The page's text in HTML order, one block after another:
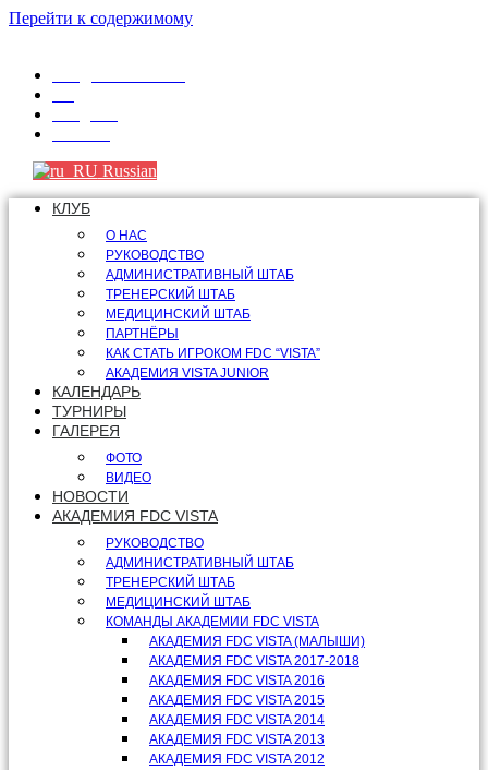
Перейти к содержимому
Russian
КЛУБ
О НАС
РУКОВОДСТВО
АДМИНИСТРАТИВНЫЙ ШТАБ
ТРЕНЕРСКИЙ ШТАБ
МЕДИЦИНСКИЙ ШТАБ
ПАРТНЁРЫ
КАК СТАТЬ ИГРОКОМ FDC “VISTA”
АКАДЕМИЯ VISTA JUNIOR
КАЛЕНДАРЬ
ТУРНИРЫ
ГАЛЕРЕЯ
ФОТО
ВИДЕО
НОВОСТИ
АКАДЕМИЯ FDC VISTA
РУКОВОДСТВО
АДМИНИСТРАТИВНЫЙ ШТАБ
ТРЕНЕРСКИЙ ШТАБ
МЕДИЦИНСКИЙ ШТАБ
КОМАНДЫ АКАДЕМИИ FDC VISTA
АКАДЕМИЯ FDC VISTA (МАЛЫШИ)
АКАДЕМИЯ FDC VISTA 2017-2018
АКАДЕМИЯ FDC VISTA 2016
АКАДЕМИЯ FDC VISTA 2015
АКАДЕМИЯ FDC VISTA 2014
АКАДЕМИЯ FDC VISTA 2013
АКАДЕМИЯ FDC VISTA 2012